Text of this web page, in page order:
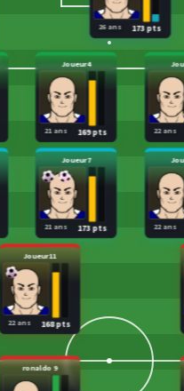
173 pts
26 ans
Joueur4
169 pts
21 ans 22 ans
Joueur7
173 pts
21 ans 22 ans
Joueur11
168 pts
22 ans
ronaldo 9